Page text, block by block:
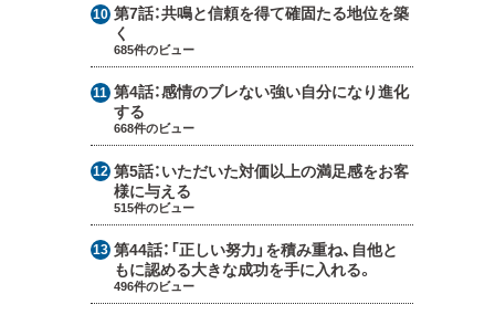
第7話：共鳴と信頼を得て確固たる地位を築
く
685件のビュー
第4話：感情のブレない強い自分になり進化
する
668件のビュー
第5話：いただいた対価以上の満足感をお客
様に与える
515件のビュー
第44話： 「正しい努力」を積み重ね、自他と
もに認める大きな成功を手に入れる。
496件のビュー